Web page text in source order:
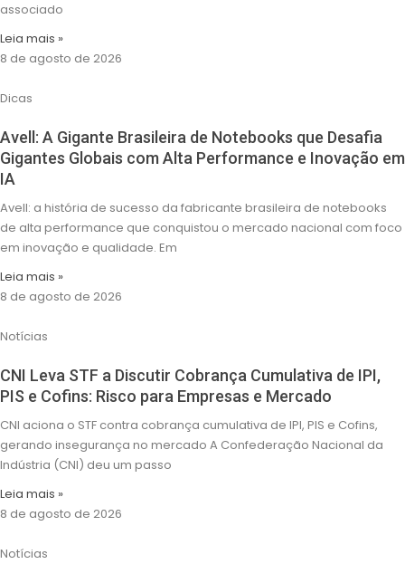
associado
Leia mais »
8 de agosto de 2026
Dicas
Avell: A Gigante Brasileira de Notebooks que Desafia
Gigantes Globais com Alta Performance e Inovação em
IA
Avell: a história de sucesso da fabricante brasileira de notebooks
de alta performance que conquistou o mercado nacional com foco
em inovação e qualidade. Em
Leia mais »
8 de agosto de 2026
Notícias
CNI Leva STF a Discutir Cobrança Cumulativa de IPI,
PIS e Cofins: Risco para Empresas e Mercado
CNI aciona o STF contra cobrança cumulativa de IPI, PIS e Cofins,
gerando insegurança no mercado A Confederação Nacional da
Indústria (CNI) deu um passo
Leia mais »
8 de agosto de 2026
Notícias